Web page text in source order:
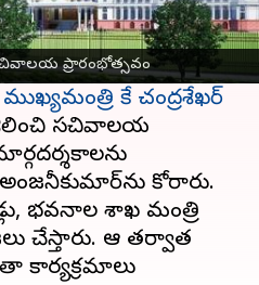
ప్రారంభోత్సవం
సచివాలయ
ముఖ్యమంత్రి కే చంద్రశేఖర్
సచివాలయ
కోరారు.
భవనాల శాఖ మంత్రి
చేస్తారు. ఆ తర్వాత
కార్యక్రమాలు